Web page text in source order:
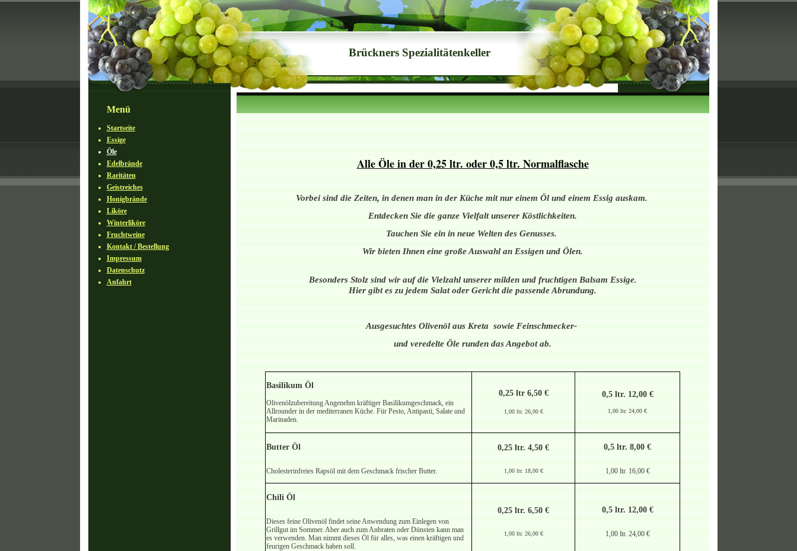
Brückners Spezialitätenkeller
Menü
Startseite
Essige
Öle
Edelbrände
Raritäten
Geistreiches
Honigbrände
Liköre
Winterliköre
Fruchtweine
Kontakt / Bestellung
Impressum
Datenschutz
Anfahrt
Alle Öle in der 0,25 ltr. oder 0,5 ltr. Normalflasche
Vorbei sind die Zeiten, in denen man in der Küche mit nur einem Öl und einem Essig auskam.
Entdecken Sie die ganze Vielfalt unserer Köstlichkeiten.
Tauchen Sie ein in neue Welten des Genusses.
Wir bieten Ihnen eine große Auswahl an Essigen und Ölen.
Besonders Stolz sind wir auf die Vielzahl unserer milden und fruchtigen Balsam Essige.
Hier gibt es zu jedem Salat oder Gericht die passende Abrundung.
Ausgesuchtes Olivenöl aus Kreta sowie Feinschmecker-
und veredelte Öle runden das Angebot ab.
Basilikum Öl
Olivenölzubereitung Angenehm kräftiger Basilikumgeschmack, ein
Allrounder in der mediterranen Küche. Für Pesto, Antipasti, Salate und
Marinaden.
0,25 ltr 6,50 €
1,00 ltr. 26,00 €
0,5 ltr. 12,00 €
1,00 ltr. 24,00 €
Butter Öl
Cholesterinfreies Rapsöl mit dem Geschmack frischer Butter.
0,25 ltr. 4,50 €
1,00 ltr. 18,00 €
0,5 ltr. 8,00 €
1,00 ltr. 16,00 €
Chili Öl
Dieses feine Olivenöl findet seine Anwendung zum Einlegen von
Grillgut im Sommer. Aber auch zum Anbraten oder Dünsten kann man
es verwenden. Man nimmt dieses Öl für alles, was einen kräftigen und
feurigen Geschmack haben soll.
0,25 ltr. 6,50 €
1,00 ltr. 26,00 €
0,5 ltr. 12,00 €
1,00 ltr. 24,00 €